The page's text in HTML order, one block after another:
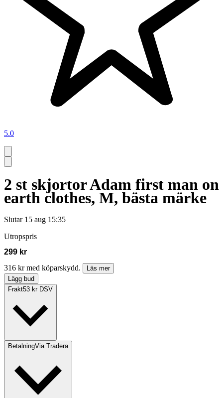
5.0
2 st skjortor Adam first man on
earth clothes, M, bästa märke
Slutar 15 aug 15:35
Utropspris
299 kr
316 kr med köparskydd.
Läs mer
Lägg bud
Frakt53 kr DSV
BetalningVia Tradera